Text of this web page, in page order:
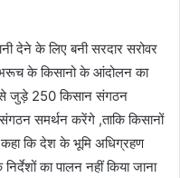
देने के लिए बनी सरदार सरोवर
के किसानो के आंदोलन का
से जुड़े 250 किसान संगठन
समर्थन करेंगे ,ताकि किसानों
कहा कि देश के भूमि अधिग्रहण
का पालन नहीं किया जाना